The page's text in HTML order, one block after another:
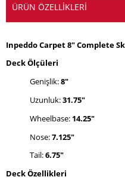
ÜRÜN ÖZELLIKLERI
Inpeddo Carpet 8" Complete
Deck Ölçüleri
Genişlik:8"
Uzunluk:31.75"
Wheelbase: 14.25"
Nose:7.125"
Tail:6.75"
Deck Özellikleri